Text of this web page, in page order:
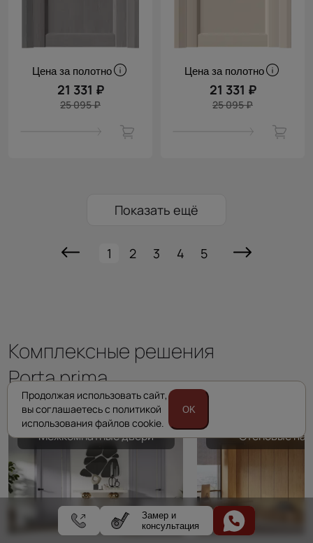
Цена за полотно
21 331 ₽
25 095 ₽
Цена за полотно
21 331 ₽
25 095 ₽
Показать ещё
1 2 3 4 5
Комплексные решения
Porta prima
Межкомнатные двери Стеновые
Замер и
консультация
Продолжая использовать сайт,
вы соглашаетесь с политикой
использования файлов cookie.
OK